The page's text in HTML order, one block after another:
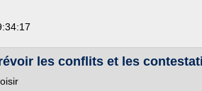
les conflits et les